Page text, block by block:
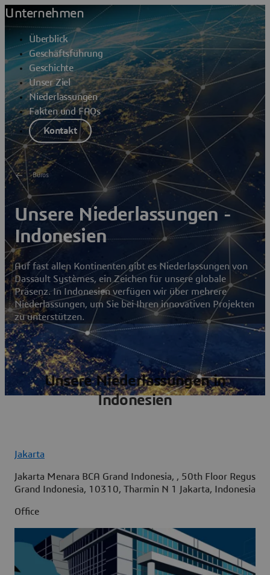
Unternehmen
Überblick
Geschäftsführung
Geschichte
Unser Ziel
Niederlassungen
Fakten und FAQs
Kontakt
Büros
Unsere Niederlassungen -
Indonesien
Auf fast allen Kontinenten gibt es Niederlassungen von
Dassault Systèmes, ein Zeichen für unsere globale
Präsenz. In Indonesien verfügen wir über mehrere
Niederlassungen, um Sie bei Ihren innovativen Projekten
zu unterstützen.
Unsere Niederlassungen in
Indonesien
Jakarta
Jakarta Menara BCA Grand Indonesia, , 50th Floor Regus
Grand Indonesia, 10310, Tharmin N 1 Jakarta, Indonesia
Office